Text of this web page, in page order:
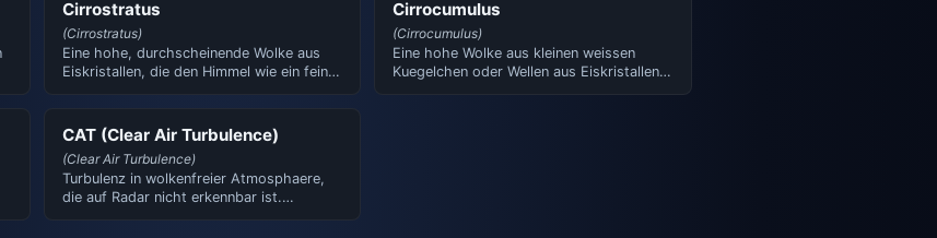
Cirrostratus
(Cirrostratus)
Eine hohe, durchscheinende Wolke aus
Eiskristallen, die den Himmel wie ein feiner
Cirrocumulus
(Cirrocumulus)
Eine hohe Wolke aus kleinen weissen
Kuegelchen oder Wellen aus Eiskristallen.
CAT (Clear Air Turbulence)
(Clear Air Turbulence)
Turbulenz in wolkenfreier Atmosphaere,
die auf Radar nicht erkennbar ist.